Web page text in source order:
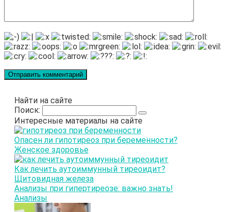
Найти на сайте
Поиск:
Интересные материалы на сайте
Опасен ли гипотиреоз при беременности?
Женское здоровье
Как лечить аутоиммунный тиреоидит?
Щитовидная железа
Анализы при гипертиреозе: важно знать!
Анализы